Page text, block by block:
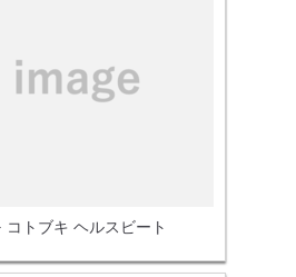
トブキ ヘルスビート